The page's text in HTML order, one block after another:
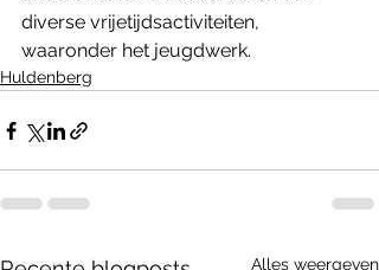
diverse vrijetijdsactiviteiten,
waaronder het jeugdwerk.
Huldenberg
Alles weergeven